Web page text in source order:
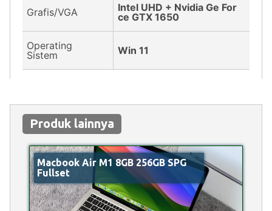
Grafis/VGA
Intel UHD + Nvidia Ge For
ce GTX 1650
Operating
Sistem
Win 11
Produk lainnya
Macbook Air M1 8GB 256GB SPG
Fullset